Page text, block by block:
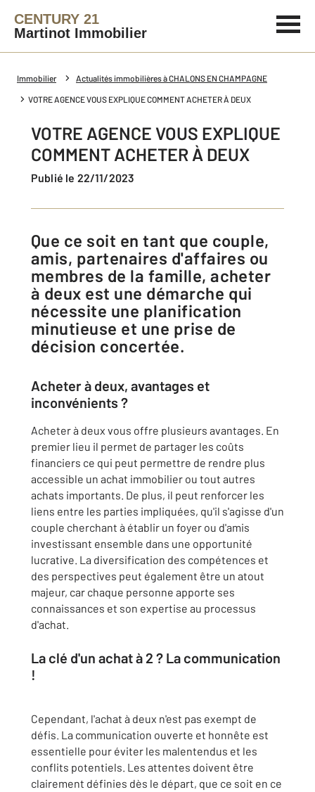
CENTURY 21
Martinot Immobilier
Immobilier Actualités immobilières à CHALONS EN CHAMPAGNE
VOTRE AGENCE VOUS EXPLIQUE COMMENT ACHETER À DEUX
VOTRE AGENCE VOUS EXPLIQUE
COMMENT ACHETER À DEUX
Publié le 22/11/2023
Que ce soit en tant que couple,
amis, partenaires d'affaires ou
membres de la famille, acheter
à deux est une démarche qui
nécessite une planification
minutieuse et une prise de
décision concertée.
Acheter à deux, avantages et
inconvénients ?
Acheter à deux vous offre plusieurs avantages. En
premier lieu il permet de partager les coûts
financiers ce qui peut permettre de rendre plus
accessible un achat immobilier ou tout autres
achats importants. De plus, il peut renforcer les
liens entre les parties impliquées, qu'il s'agisse d'un
couple cherchant à établir un foyer ou d'amis
investissant ensemble dans une opportunité
lucrative. La diversification des compétences et
des perspectives peut également être un atout
majeur, car chaque personne apporte ses
connaissances et son expertise au processus
d'achat.
La clé d'un achat à 2 ? La communication
!
Cependant, l'achat à deux n'est pas exempt de
défis. La communication ouverte et honnête est
essentielle pour éviter les malentendus et les
conflits potentiels. Les attentes doivent être
clairement définies dès le départ, que ce soit en ce